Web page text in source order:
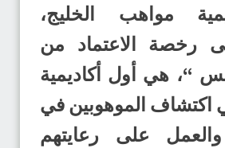
مواهب الخليج،
رخصة الاعتماد من
“، هي أول أكاديمية
الموهوبين في
على رعايتهم